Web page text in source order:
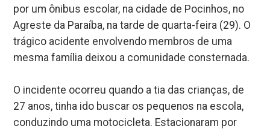
por um ônibus escolar, na cidade de Pocinhos, no
Agreste da Paraíba, na tarde de quarta-feira (29). O
trágico acidente envolvendo membros de uma
mesma família deixou a comunidade consternada.
O incidente ocorreu quando a tia das crianças, de
27 anos, tinha ido buscar os pequenos na escola,
conduzindo uma motocicleta. Estacionaram por